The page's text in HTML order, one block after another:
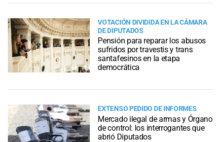
VOTACIÓN DIVIDIDA EN LA CÁMARA
DE DIPUTADOS
Pensión para reparar los abusos
sufridos por travestis y trans
santafesinos en la etapa
democrática
EXTENSO PEDIDO DE INFORMES
Mercado ilegal de armas y Órgano
de control: los interrogantes que
abrió Diputados